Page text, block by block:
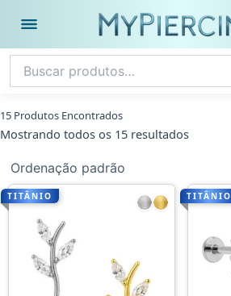
Abrir menu
para
o
conteúdo
15 Produtos Encontrados
Mostrando todos os 15 resultados
TITÂNIO TITÂNIO